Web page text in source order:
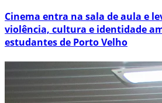
Cinema entra na sala de aula e
violência, cultura e identidade
estudantes de Porto Velho